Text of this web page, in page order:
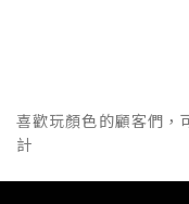
喜歡玩顏色的顧客們，
計